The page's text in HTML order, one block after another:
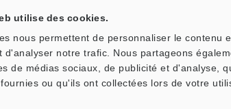
utilise des cookies.
nous permettent de personnaliser le
d'analyser notre trafic. Nous partageons
de médias sociaux, de publicité et d'analyse,
ou qu'ils ont collectées lors de votre
industrie et application »